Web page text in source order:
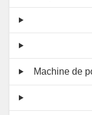
Machine de